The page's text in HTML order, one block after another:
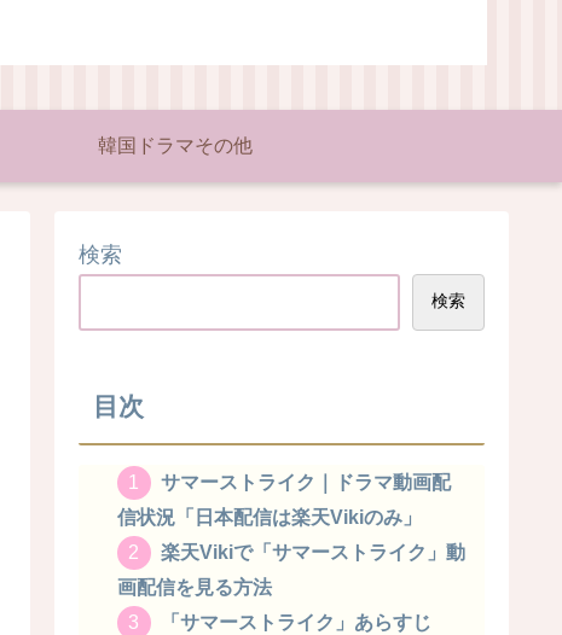
韓国ドラマその他
検索
検索
目次
サマーストライク｜ドラマ動画配
信状況「日本配信は楽天Vikiのみ」
楽天Vikiで「サマーストライク」動
画配信を見る方法
「サマーストライク」あらすじ